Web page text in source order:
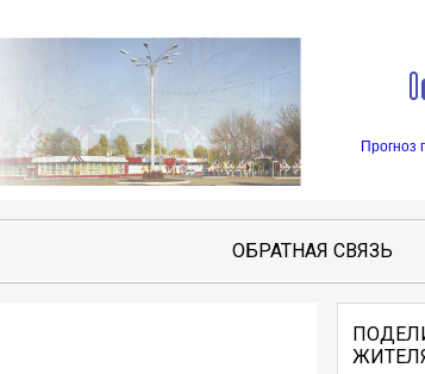
Прогноз
ОБРАТНАЯ СВЯЗЬ